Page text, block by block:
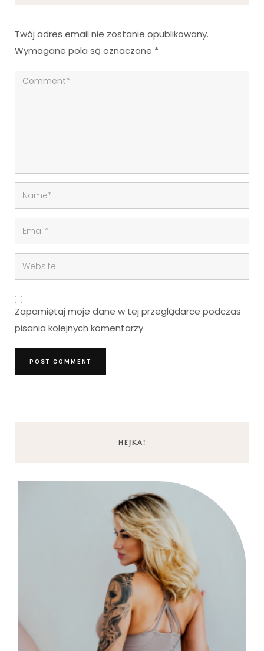
Twój adres email nie zostanie opublikowany.
Wymagane pola są oznaczone *
Zapamiętaj moje dane w tej przeglądarce podczas
pisania kolejnych komentarzy.
HEJKA!